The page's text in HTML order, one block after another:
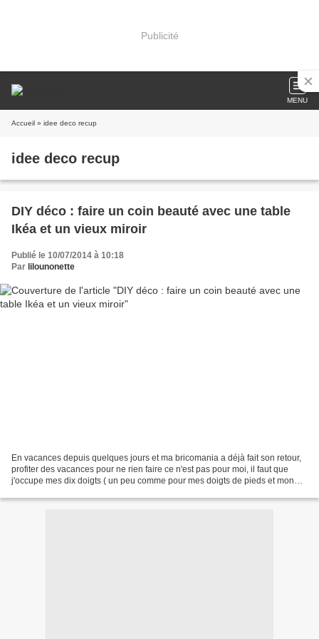
Publicité
MENU
Accueil » idee deco recup
idee deco recup
DIY déco : faire un coin beauté avec une table
Ikéa et un vieux miroir
Publié le 10/07/2014 à 10:18
Par lilounonette
En vacances depuis quelques jours et ma bricomania a déjà fait son retour,
profiter des vacances pour ne rien faire ce n'est pas pour moi, il faut que
j'occupe mes dix doigts ( un peu comme pour mes doigts de pieds et mon